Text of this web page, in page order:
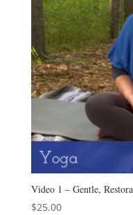
Video 1 – Gentle,
$25.00